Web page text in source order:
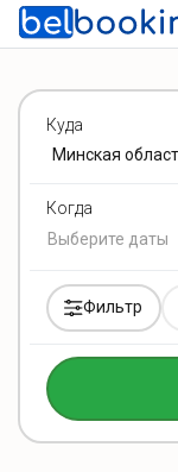
Куда
Когда
Фильтр